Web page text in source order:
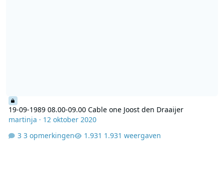
19-09-1989 08.00-09.00 Cable one Joost den Draaijer
martinja · 12 oktober 2020
3 opmerkingen
1.931 weergaven